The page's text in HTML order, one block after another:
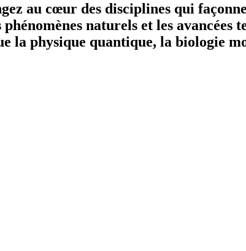
au cœur des disciplines qui
naturels et les avancées
la physique quantique, la biologie